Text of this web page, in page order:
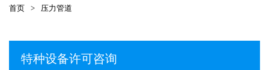
首页 > 压力管道
特种设备许可咨询